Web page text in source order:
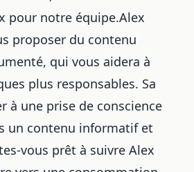
pour notre équipe.Alex
proposer du contenu
qui vous aidera à
plus responsables. Sa
à une prise de conscience
un contenu informatif et
vous prêt à suivre Alex